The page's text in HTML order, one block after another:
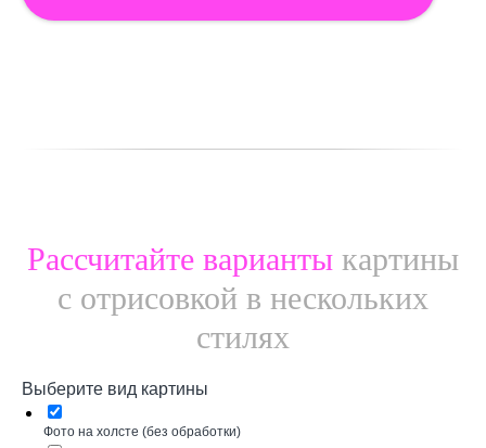
Рассчитайте варианты картины
с отрисовкой в нескольких
стилях
Выберите вид картины
Фото на холсте (без обработки)